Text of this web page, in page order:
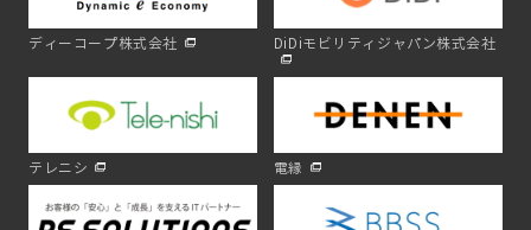
ディーコープ株式会社 DiDiモビリティジャパン株式会社
テレニシ 電縁